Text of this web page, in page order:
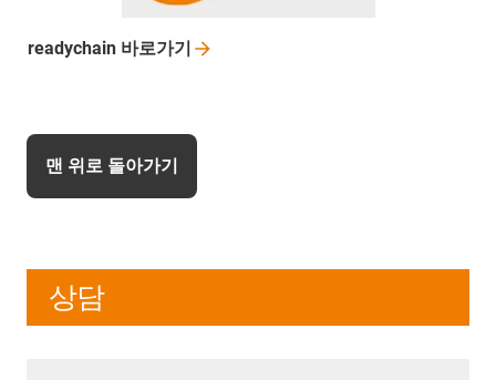
readychain 바로가기
맨 위로 돌아가기
상담